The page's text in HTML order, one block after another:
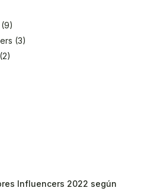
(9)
(3)
(2)
Influencers 2022 según